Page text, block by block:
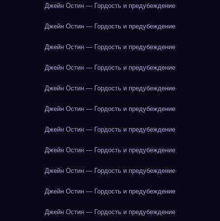
Джейн Остин — Гордость и предубеждение
Джейн Остин — Гордость и предубеждение
Джейн Остин — Гордость и предубеждение
Джейн Остин — Гордость и предубеждение
Джейн Остин — Гордость и предубеждение
Джейн Остин — Гордость и предубеждение
Джейн Остин — Гордость и предубеждение
Джейн Остин — Гордость и предубеждение
Джейн Остин — Гордость и предубеждение
Джейн Остин — Гордость и предубеждение
Джейн Остин — Гордость и предубеждение